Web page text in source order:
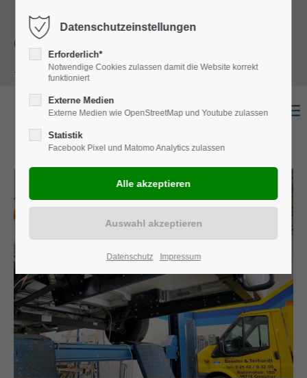
+49
(0)251 322 631
- 0
Datenschutzeinstellungen
Erforderlich*
Notwendige Cookies zulassen damit die Website korrekt
funktioniert
Externe Medien
Externe Medien wie OpenStreetMap und Youtube zulassen
Statistik
Facebook Pixel und Matomo Analytics zulassen
Datenschutz Impressum